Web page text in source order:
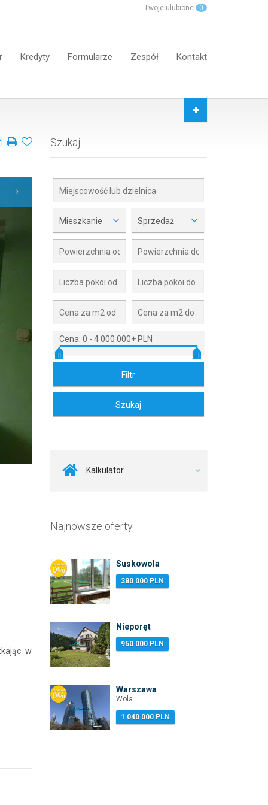
Twoje ulubione 0
Kredyty Formularze Zespół Kontakt
w
Szukaj
Mieszkanie Sprzedaż
Cena: 0 - 4 000 000+ PLN
Kalkulator
Najnowsze oferty
Suskowola
380 000 PLN
Nieporęt
950 000 PLN
Warszawa
Wola
1 040 000 PLN